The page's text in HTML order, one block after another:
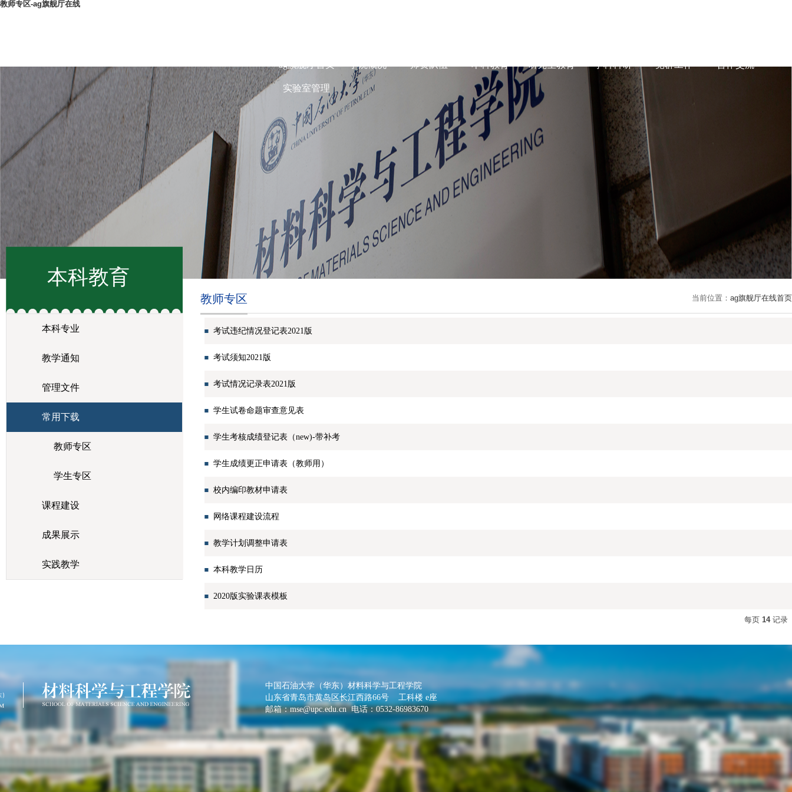
教师专区-ag旗舰厅在线
ag旗舰厅首页 学院概况 师资队伍 本科教育 研究生教育 学科科研 党群工作 合作交流
实验室管理
本科教育
本科专业
教学通知
管理文件
常用下载
教师专区
学生专区
课程建设
成果展示
实践教学
当前位置： ag旗舰厅在线首页
教师专区
考试违纪情况登记表2021版
考试须知2021版
考试情况记录表2021版
学生试卷命题审查意见表
学生考核成绩登记表（new)-带补考
学生成绩更正申请表（教师用）
校内编印教材申请表
网络课程建设流程
教学计划调整申请表
本科教学日历
2020版实验课表模板
每页 14记录
中国石油大学（华东）材料科学与工程学院
山东省青岛市黄岛区长江西路66号 工科楼 e座
邮箱：mse@upc.edu.cn电话：0532-86983670